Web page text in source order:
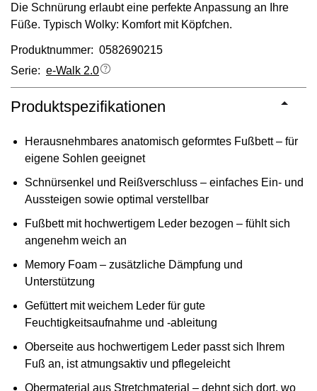
Die Schnürung erlaubt eine perfekte Anpassung an Ihre
Füße. Typisch Wolky: Komfort mit Köpfchen.
Produktnummer: 0582690215
Serie: e-Walk 2.0
Produktspezifikationen
Herausnehmbares anatomisch geformtes Fußbett – für
eigene Sohlen geeignet
Schnürsenkel und Reißverschluss – einfaches Ein- und
Aussteigen sowie optimal verstellbar
Fußbett mit hochwertigem Leder bezogen – fühlt sich
angenehm weich an
Memory Foam – zusätzliche Dämpfung und
Unterstützung
Gefüttert mit weichem Leder für gute
Feuchtigkeitsaufnahme und -ableitung
Oberseite aus hochwertigem Leder passt sich Ihrem
Fuß an, ist atmungsaktiv und pflegeleicht
Obermaterial aus Stretchmaterial – dehnt sich dort, wo